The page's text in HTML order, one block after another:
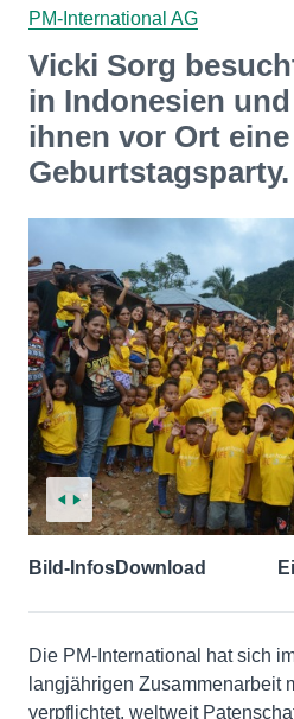
PM-International AG
Vicki Sorg
in Indonesien
ihnen vor Ort
Geburtstagsparty.
Bild-InfosDownload
Die PM-International hat sich
langjährigen Zusammenarbeit
verpflichtet, weltweit